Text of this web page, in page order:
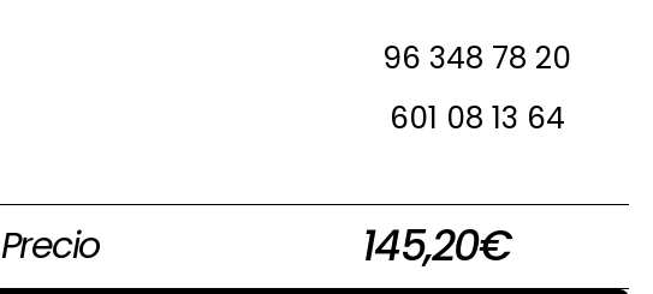
96 348 78 20
601 08 13 64
Precio 145,20€